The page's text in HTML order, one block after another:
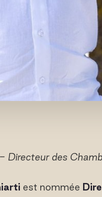
Directeur des
est nommée